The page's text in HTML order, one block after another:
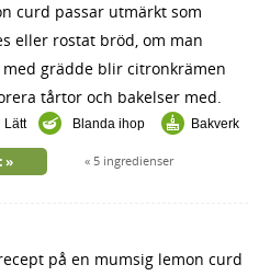
curd passar utmärkt som
eller rostat bröd, om man
grädde blir citronkrämen
tårtor och bakelser med.
Lätt Blanda ihop Bakverk
5 ingredienser
på en mumsig lemon curd